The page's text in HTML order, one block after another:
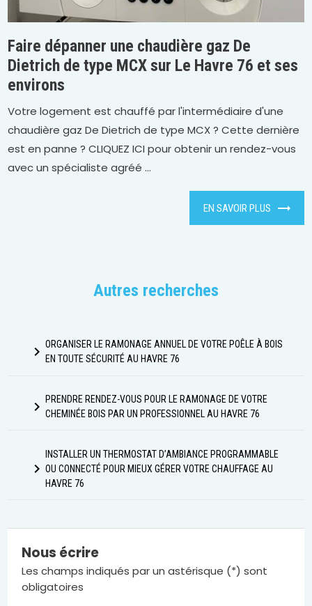
Faire dépanner une chaudière gaz De
Dietrich de type MCX sur Le Havre 76 et ses
environs
Votre logement est chauffé par l'intermédiaire d'une
chaudière gaz De Dietrich de type MCX ? Cette dernière
est en panne ? CLIQUEZ ICI pour obtenir un rendez-vous
avec un spécialiste agréé ...
EN SAVOIR PLUS
Autres recherches
navigate_nextORGANISER LE RAMONAGE ANNUEL DE VOTRE POÊLE À BOIS
EN TOUTE SÉCURITÉ AU HAVRE 76
navigate_nextPRENDRE RENDEZ-VOUS POUR LE RAMONAGE DE VOTRE
CHEMINÉE BOIS PAR UN PROFESSIONNEL AU HAVRE 76
navigate_next
INSTALLER UN THERMOSTAT D’AMBIANCE PROGRAMMABLE
OU CONNECTÉ POUR MIEUX GÉRER VOTRE CHAUFFAGE AU
HAVRE 76
Nous écrire
Les champs indiqués par un astérisque (*) sont
obligatoires